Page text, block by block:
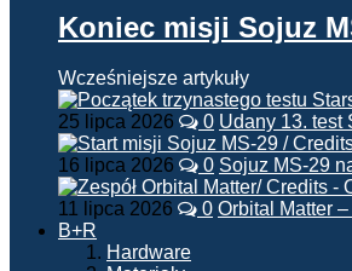
Koniec misji Sojuz
Wcześniejsze artykuły
25 lipca 2026 0 Udany 13. test
16 lipca 2026 0 Sojuz MS-29
11 lipca 2026 0 Orbital Matter
B+R
Hardware